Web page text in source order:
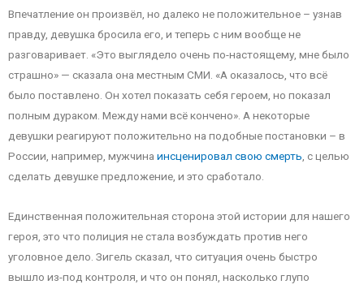
Впечатление он произвёл, но далеко не положительное – узнав
правду, девушка бросила его, и теперь с ним вообще не
разговаривает. «Это выглядело очень по-настоящему, мне было
страшно» — сказала она местным СМИ. «А оказалось, что всё
было поставлено. Он хотел показать себя героем, но показал
полным дураком. Между нами всё кончено». А некоторые
девушки реагируют положительно на подобные постановки – в
России, например, мужчина инсценировал свою смерть , с целью
сделать девушке предложение, и это сработало.
Единственная положительная сторона этой истории для нашего
героя, это что полиция не стала возбуждать против него
уголовное дело. Зигель сказал, что ситуация очень быстро
вышло из-под контроля, и что он понял, насколько глупо